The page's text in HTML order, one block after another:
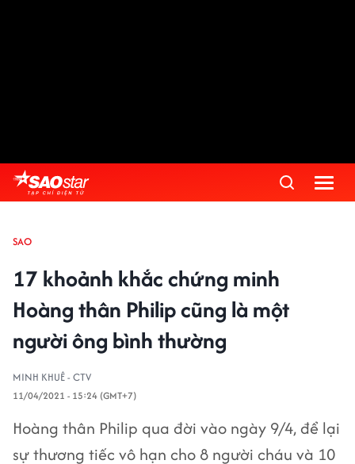
SAO
17 khoảnh khắc chứng minh
Hoàng thân Philip cũng là một
người ông bình thường
MINH KHUÊ - CTV
11/04/2021 - 15:24 (GMT+7)
Hoàng thân Philip qua đời vào ngày 9/4, để lại
sự thương tiếc vô hạn cho 8 người cháu và 10